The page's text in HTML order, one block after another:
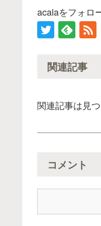
acalaをフォロ
関連記事
関連記事は見
コメント